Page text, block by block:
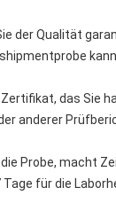
der Qualität
das Sie
anderer
die Probe, macht
Tage für die